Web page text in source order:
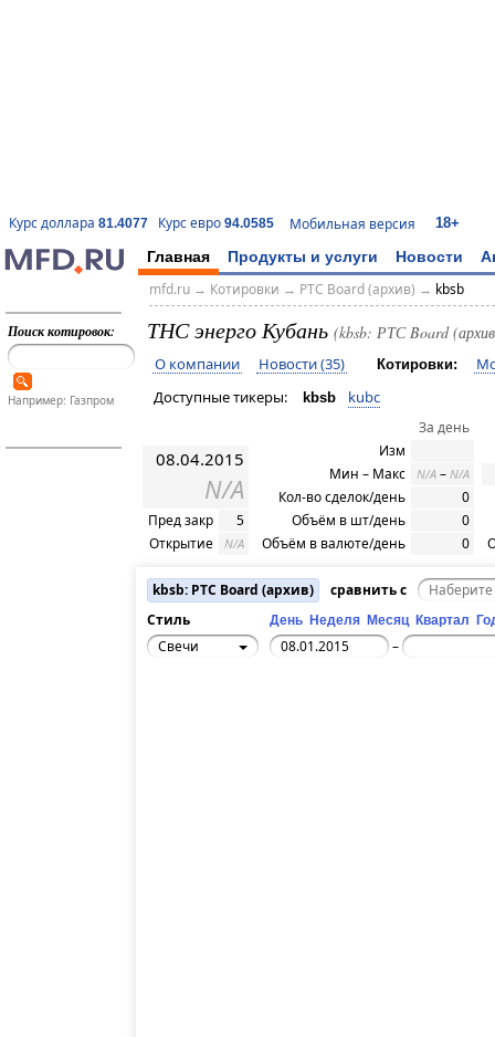
Курс доллара 81.4077 Курс евро 94.0585 Мобильная версия 18+
Главная Продукты и услуги Новости
Поиск котировок:
Например: Газпром
mfd.ru→ Котировки → РТС Board (архив) → kbsb
ТНС энерго Кубань (kbsb: РТС Board
О компании Новости (35) Котировки:
Доступные тикеры:
kbsb kubc
08.04.2015
N/A
Пред закр
5
Открытие
N/A
За день
Изм
Мин – Макс
N/A – N/A
Кол-во сделок/день
0
Объём в шт/день
0
Объём в валюте/день
0
kbsb: РТС Board (архив)
сравнить с
Стиль
День Неделя Месяц Квартал
Свечи –